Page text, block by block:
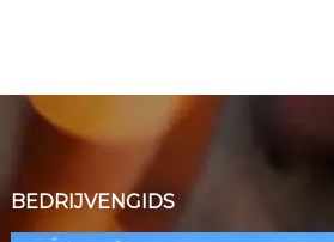
BEDRIJVENGIDS